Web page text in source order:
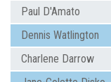
Paul D'Amato
Dennis Watlington
Charlene Darrow